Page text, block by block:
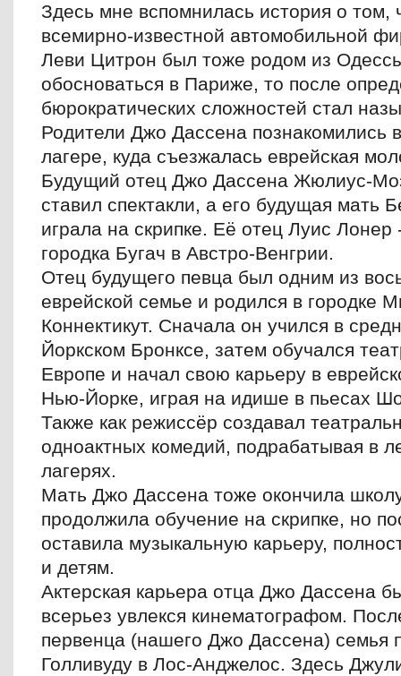
Здесь мне вспомнилась история о том,
всемирно-известной автомобильной
Леви Цитрон был тоже родом из
обосноваться в Париже, то после
бюрократических сложностей стал
Родители Джо Дассена познакомились
лагере, куда съезжалась еврейская
Будущий отец Джо Дассена Жюлиус-
ставил спектакли, а его будущая мать
играла на скрипке. Её отец Луис
городка Бугач в Австро-Венгрии.
Отец будущего певца был одним из
еврейской семье и родился в городке
Коннектикут. Сначала он учился в
Йоркском Бронксе, затем обучался
Европе и начал свою карьеру в
Нью-Йорке, играя на идише в пьесах
Также как режиссёр создавал
одноактных комедий, подрабатывая в
лагерях.
Мать Джо Дассена тоже окончила
продолжила обучение на скрипке, но
оставила музыкальную карьеру,
и детям.
Актерская карьера отца Джо Дассена
всерьез увлекся кинематографом.
первенца (нашего Джо Дассена) семья
Голливуду в Лос-Анджелос. Здесь